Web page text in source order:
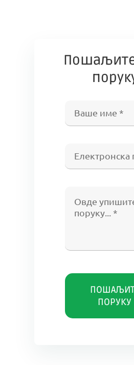
ПОРУКУ